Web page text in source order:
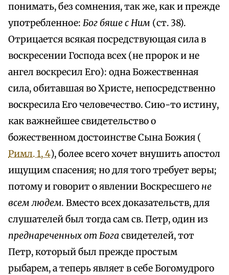
понимать, без сомнения, так же, как и прежде
употребленное: Бог бяше с Ним (ст. 38).
Отрицается всякая посредствующая сила в
воскресении Господа всех (не пророк и не
ангел воскресил Его): одна Божественная
сила, обитавшая во Христе, непосредственно
воскресила Его человечество. Сию-то истину,
как важнейшее свидетельство о
божественном достоинстве Сына Божия (
Римл. 1, 4), более всего хочет внушить апостол
ищущим спасения; но для того требует веры;
потому и говорит о явлении Воскресшего не
всем людем. Вместо всех доказательств, для
слушателей был тогда сам св. Петр, один из
преднареченных от Богасвидетелей, тот
Петр, который был прежде простым
рыбарем, а теперь являет в себе Богомудрого